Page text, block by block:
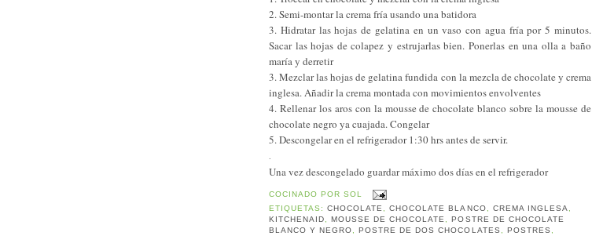
2. Semi-montar la crema fría usando una batidora
3. Hidratar las hojas de gelatina en un vaso con agua fría por 5 minutos.
Sacar las hojas de colapez y estrujarlas bien. Ponerlas en una olla a baño
maría y derretir
3. Mezclar las hojas de gelatina fundida con la mezcla de chocolate y crema
inglesa. Añadir la crema montada con movimientos envolventes
4. Rellenar los aros con la mousse de chocolate blanco sobre la mousse de
chocolate negro ya cuajada. Congelar
5. Descongelar en el refrigerador 1:30 hrs antes de servir.
Una vez descongelado guardar máximo dos días en el refrigerador
COCINADO PORSOL
ETIQUETAS:CHOCOLATE,CHOCOLATE BLANCO, CREMA INGLESA,
KITCHENAID, MOUSSE DE CHOCOLATE, POSTRE DE CHOCOLATE
BLANCO Y NEGRO, POSTRE DE DOS CHOCOLATES , POSTRES ,